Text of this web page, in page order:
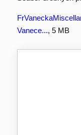
Vanece..., 5 MB